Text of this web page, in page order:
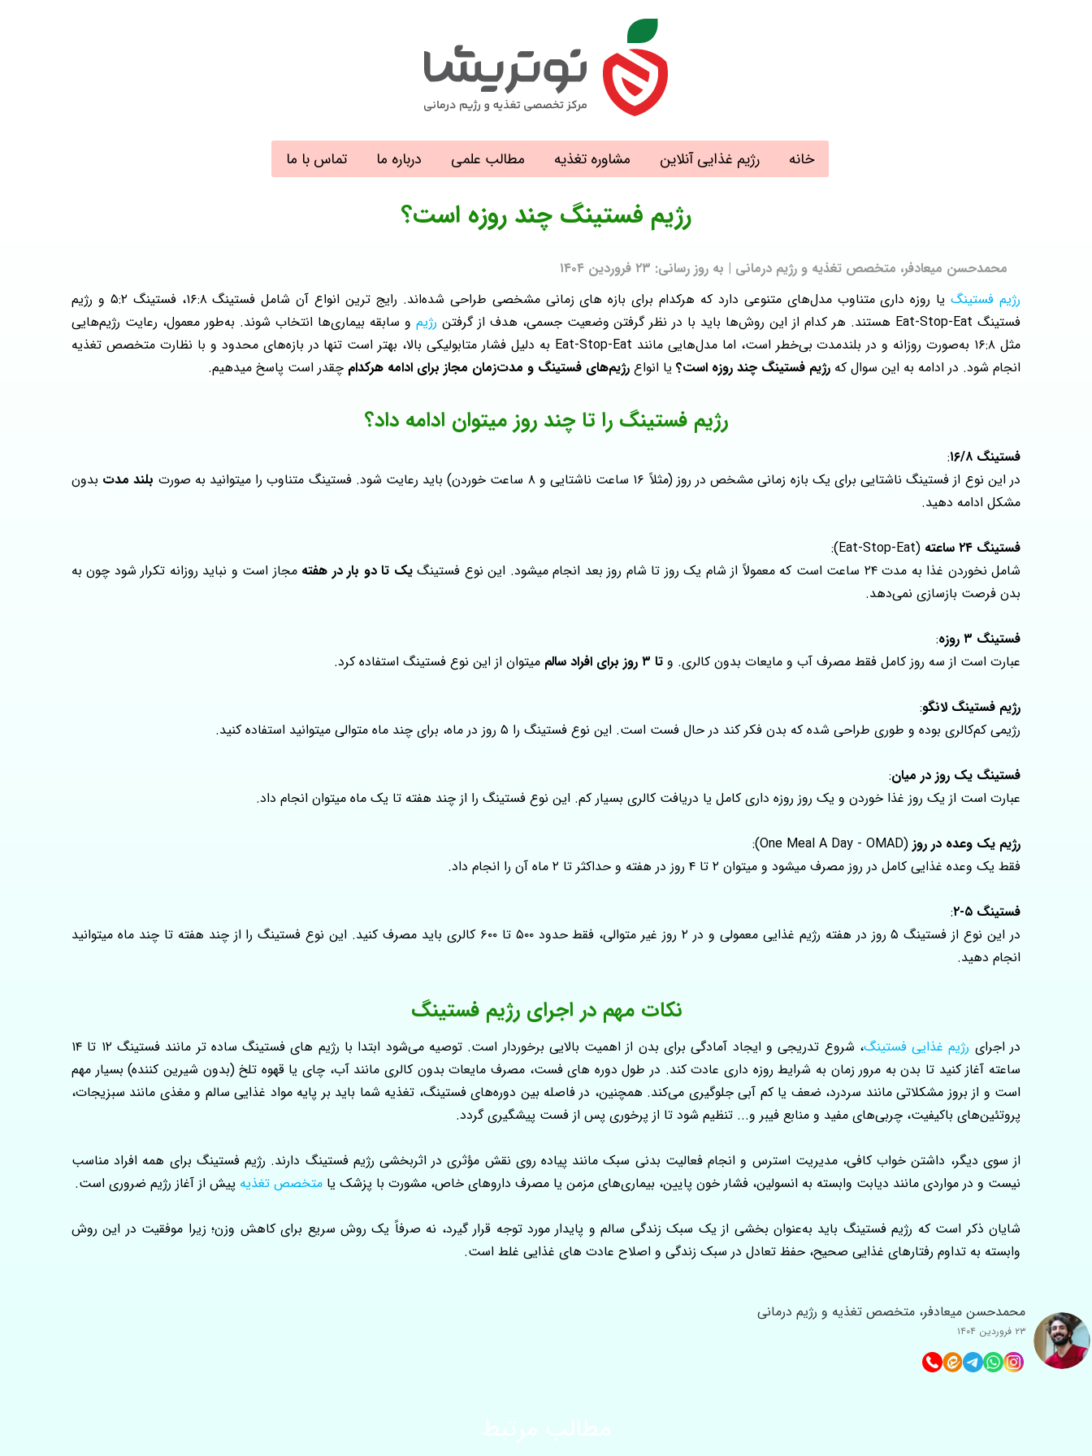
خانه رژیم غذایی آنلاین مشاوره تغذیه مطالب علمی درباره ما تماس با ما
رژیم فستینگ چند روزه است؟
محمدحسن میعادفر، متخصص تغذیه و رژیم درمانی | به روز رسانی: ۲۳ فروردین ۱۴۰۴
رژیم فستینگ
یا روزه داری متناوب مدل‌های متنوعی دارد که هرکدام برای بازه های زمانی مشخصی طراحی شده‌اند. رایج ترین انواع آن شامل فستینگ ۱۶:۸، فستینگ ۵:۲ و رژیم
فستینگ Eat-Stop-Eat هستند. هر کدام از این روش‌ها باید با در نظر گرفتن وضعیت جسمی، هدف از گرفتن
رژیم و سابقه بیماری‌ها انتخاب شوند. به‌طور معمول، رعایت رژیم‌هایی
مثل ۱۶:۸ به‌صورت روزانه و در بلندمدت بی‌خطر است، اما مدل‌هایی مانند Eat-Stop-Eat به دلیل فشار متابولیکی بالا، بهتر است تنها در بازه‌های محدود و با نظارت متخصص تغذیه
انجام شود. در ادامه به این سوال که رژیم فستینگ چند روزه است؟ یا انواع رژیم‌های فستینگ و مدت‌زمان مجاز برای ادامه هرکدام چقدر است پاسخ میدهیم.
رژیم فستینگ را تا چند روز میتوان ادامه داد؟
فستینگ ۱۶/۸
:
در این نوع از فستینگ ناشتایی برای یک بازه زمانی مشخص در روز (مثلاً ۱۶ ساعت ناشتایی و ۸ ساعت خوردن) باید رعایت شود. فستینگ متناوب را میتوانید به صورت
بلند مدت بدون
مشکل ادامه دهید.
فستینگ ۲۴ ساعته
(Eat-Stop-Eat):
شامل نخوردن غذا به مدت ۲۴ ساعت است که معمولاً از شام یک روز تا شام روز بعد انجام میشود. این نوع فستینگ
یک تا دو بار در هفته مجاز است و نباید روزانه تکرار شود چون به
بدن فرصت بازسازی نمی‌دهد.
فستینگ ۳ روزه
:
عبارت است از سه روز کامل فقط مصرف آب و مایعات بدون کالری. و تا ۳ روز برای افراد سالم میتوان از این نوع فستینگ استفاده کرد.
رژیم فستینگ لانگو:
رژیمی کم‌کالری بوده و طوری طراحی شده که بدن فکر کند در حال فست است. این نوع فستینگ را ۵ روز در ماه، برای چند ماه متوالی میتوانید استفاده کنید.
فستینگ یک روز در میان:
عبارت است از یک روز غذا خوردن و یک روز روزه داری کامل یا دریافت کالری بسیار کم. این نوع فستینگ را از چند هفته تا یک ماه میتوان انجام داد.
رژیم یک وعده در روز (One Meal A Day - OMAD):
فقط یک وعده غذایی کامل در روز مصرف میشود و میتوان ۲ تا ۴ روز در هفته و حداکثر تا ۲ ماه آن را انجام داد.
فستینگ ۵-۲
:
در این نوع از فستینگ ۵ روز در هفته رژیم غذایی معمولی و در ۲ روز غیر متوالی، فقط حدود ۵۰۰ تا ۶۰۰ کالری باید مصرف کنید. این نوع فستینگ را از چند هفته تا چند ماه میتوانید
انجام دهید.
نکات مهم در اجرای رژیم فستینگ
در اجرای رژیم غذایی فستینگ
، شروع تدریجی و ایجاد آمادگی برای بدن از اهمیت بالایی برخوردار است. توصیه می‌شود ابتدا با رژیم های فستینگ ساده تر مانند فستینگ ۱۲ تا ۱۴
ساعته آغاز کنید تا بدن به مرور زمان به شرایط روزه داری عادت کند. در طول دوره های فست، مصرف مایعات بدون کالری مانند آب، چای یا قهوه تلخ (بدون شیرین کننده) بسیار مهم
است و از بروز مشکلاتی مانند سردرد، ضعف یا کم آبی جلوگیری می‌کند. همچنین، در فاصله بین دوره‌های فستینگ، تغذیه شما باید بر پایه مواد غذایی سالم و مغذی مانند سبزیجات،
پروتئین‌های باکیفیت، چربی‌های مفید و منابع فیبر و... تنظیم شود تا از پرخوری پس از فست پیشگیری گردد.
از سوی دیگر، داشتن خواب کافی، مدیریت استرس و انجام فعالیت بدنی سبک مانند پیاده روی نقش مؤثری در اثربخشی رژیم فستینگ دارند. رژیم فستینگ برای همه افراد مناسب
نیست و در مواردی مانند دیابت وابسته به انسولین، فشار خون پایین، بیماری‌های مزمن یا مصرف داروهای خاص، مشورت با پزشک یا متخصص تغذیه پیش از آغاز رژیم ضروری است.
شایان ذکر است که رژیم فستینگ باید به‌عنوان بخشی از یک سبک زندگی سالم و پایدار مورد توجه قرار گیرد، نه صرفاً یک روش سریع برای کاهش وزن؛ زیرا موفقیت در این روش
وابسته به تداوم رفتارهای غذایی صحیح، حفظ تعادل در سبک زندگی و اصلاح عادت های غذایی غلط است.
محمدحسن میعادفر، متخصص تغذیه و رژیم درمانی
۲۳ فروردین ۱۴۰۴
مطالب مرتبط